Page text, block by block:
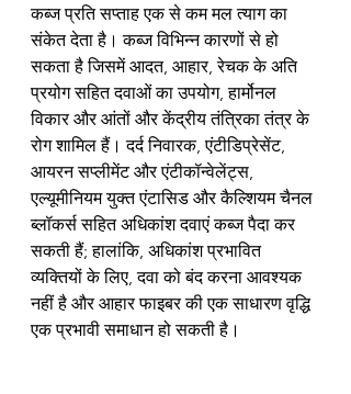
कब्ज प्रति सप्ताह एक से कम मल त्याग का
संकेत देता है। कब्ज विभिन्न कारणों से हो
सकता है जिसमें आदत, आहार, रेचक के अति
प्रयोग सहित दवाओं का उपयोग, हार्मोनल
विकार और आंतों और केंद्रीय तंत्रिका तंत्र के
रोग शामिल हैं। दर्द निवारक, एंटीडिप्रेसेंट,
आयरन सप्लीमेंट और एंटीकॉन्वेलेंट्स,
एल्यूमीनियम युक्त एंटासिड और कैल्शियम चैनल
ब्लॉकर्स सहित अधिकांश दवाएं कब्ज पैदा कर
सकती हैं; हालांकि, अधिकांश प्रभावित
व्यक्तियों के लिए, दवा को बंद करना आवश्यक
नहीं है और आहार फाइबर की एक साधारण वृद्धि
एक प्रभावी समाधान हो सकती है।